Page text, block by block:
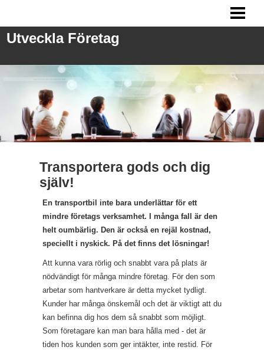
ANSTÄLLA PERSONAL
MARKNADSFÖRING
BLOGG
Utveckla Företag
Transportera gods och dig
själv!
En transportbil inte bara underlättar för ett
mindre företags verksamhet. I många fall är den
helt oumbärlig. Den är också en rejäl kostnad,
speciellt i nyskick. På det finns det lösningar!
Att kunna vara rörlig och snabbt vara på plats är
nödvändigt för många mindre företag. För den som
arbetar som hantverkare är detta mycket tydligt.
Kunder har många önskemål och det är viktigt att du
kan befinna dig hos dem så snabbt som möjligt.
Som företagare kan man bara hålla med - det är
tiden hos kunden som ger intäkter, inte restid. För